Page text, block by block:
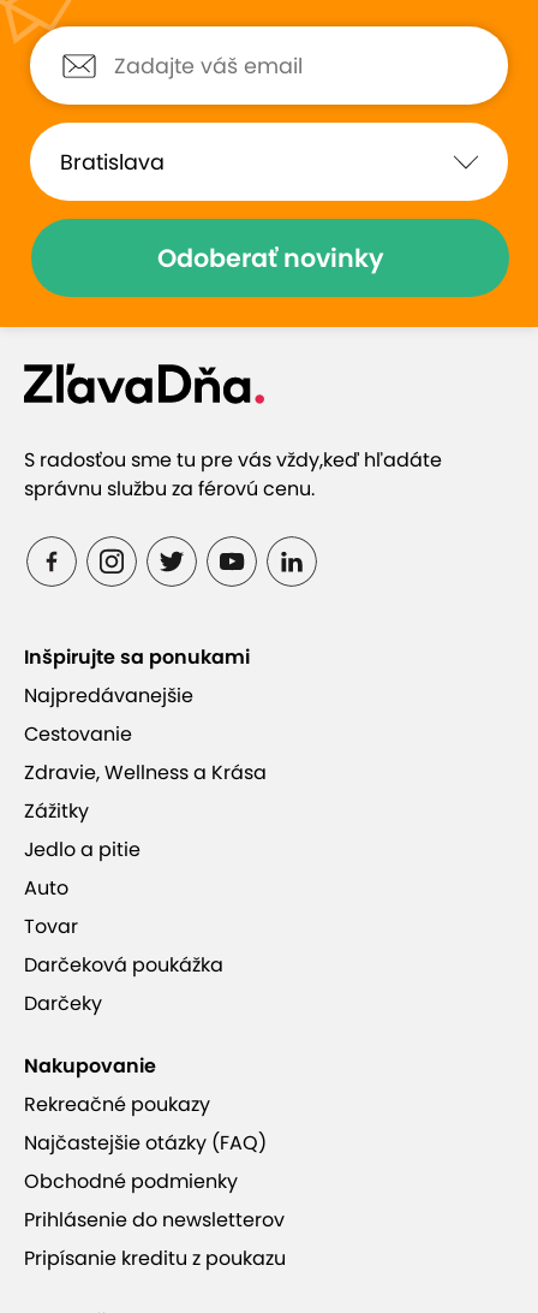
Odoberať novinky
S radosťou sme tu pre vás vždy,keď hľadáte
správnu službu za férovú cenu.
Inšpirujte sa ponukami
Najpredávanejšie
Cestovanie
Zdravie, Wellness a Krása
Zážitky
Jedlo a pitie
Auto
Tovar
Darčeková poukážka
Darčeky
Nakupovanie
Rekreačné poukazy
Najčastejšie otázky (FAQ)
Obchodné podmienky
Prihlásenie do newsletterov
Pripísanie kreditu z poukazu